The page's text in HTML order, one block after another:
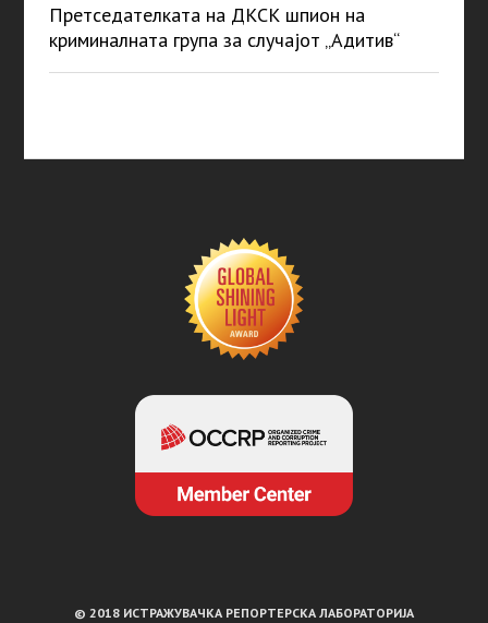
Претседателката на ДКСК шпион на
криминалната група за случајот „Адитив“
© 2018 ИСТРАЖУВАЧКА РЕПОРТЕРСКА ЛАБОРАТОРИЈА